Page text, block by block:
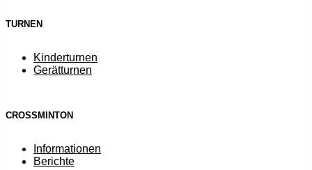
TURNEN
Kinderturnen
Gerätturnen
CROSSMINTON
Informationen
Berichte